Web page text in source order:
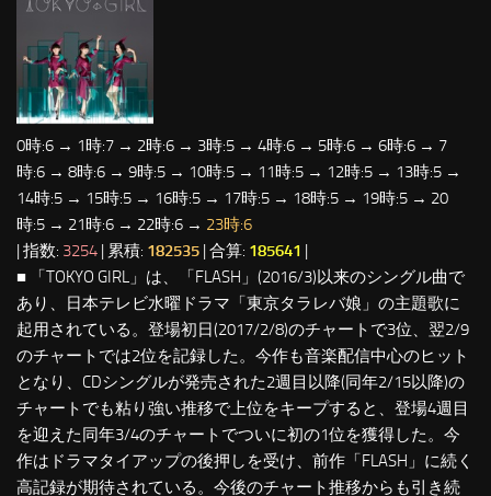
0時:6 → 1時:7 → 2時:6 → 3時:5 → 4時:6 → 5時:6 → 6時:6 → 7
時:6 → 8時:6 → 9時:5 → 10時:5 → 11時:5 → 12時:5 → 13時:5 →
14時:5 → 15時:5 → 16時:5 → 17時:5 → 18時:5 → 19時:5 → 20
時:5 → 21時:6 → 22時:6 → 23時:6
| 指数: 3254 | 累積: 182535 | 合算: 185641 |
■ 「TOKYO GIRL」は、「FLASH」(2016/3)以来のシングル曲で
あり、日本テレビ水曜ドラマ「東京タラレバ娘」の主題歌に
起用されている。登場初日(2017/2/8)のチャートで3位、翌2/9
のチャートでは2位を記録した。今作も音楽配信中心のヒット
となり、CDシングルが発売された2週目以降(同年2/15以降)の
チャートでも粘り強い推移で上位をキープすると、登場4週目
を迎えた同年3/4のチャートでついに初の1位を獲得した。今
作はドラマタイアップの後押しを受け、前作「FLASH」に続く
高記録が期待されている。今後のチャート推移からも引き続